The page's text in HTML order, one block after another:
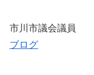
市川市議会議員
ブログ